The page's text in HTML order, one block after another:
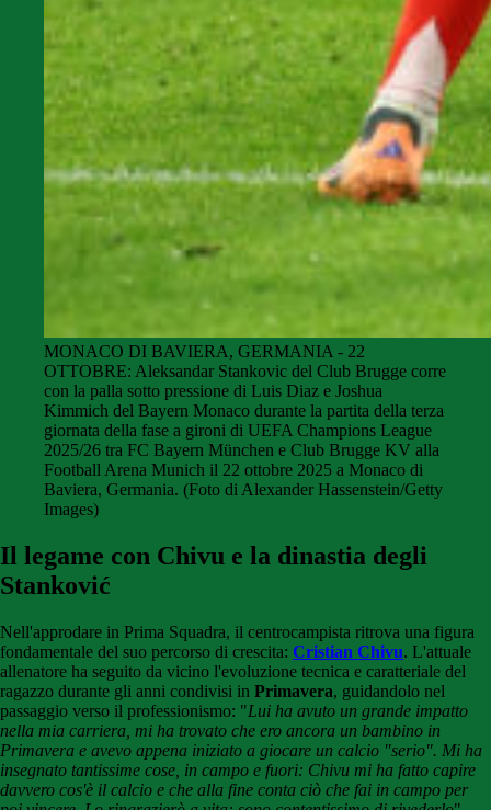
MONACO DI BAVIERA, GERMANIA - 22
OTTOBRE: Aleksandar Stankovic del Club Brugge corre
con la palla sotto pressione di Luis Diaz e Joshua
Kimmich del Bayern Monaco durante la partita della terza
giornata della fase a gironi di UEFA Champions League
2025/26 tra FC Bayern München e Club Brugge KV alla
Football Arena Munich il 22 ottobre 2025 a Monaco di
Baviera, Germania. (Foto di Alexander Hassenstein/Getty
Images)
Il legame con Chivu e la dinastia degli
Stanković
Nell'approdare in Prima Squadra, il centrocampista ritrova una figura
fondamentale del suo percorso di crescita: Cristian Chivu. L'attuale
allenatore ha seguito da vicino l'evoluzione tecnica e caratteriale del
ragazzo durante gli anni condivisi in Primavera, guidandolo nel
passaggio verso il professionismo: "Lui ha avuto un grande impatto
nella mia carriera, mi ha trovato che ero ancora un bambino in
Primavera e avevo appena iniziato a giocare un calcio "serio". Mi ha
insegnato tantissime cose, in campo e fuori: Chivu mi ha fatto capire
davvero cos'è il calcio e che alla fine conta ciò che fai in campo per